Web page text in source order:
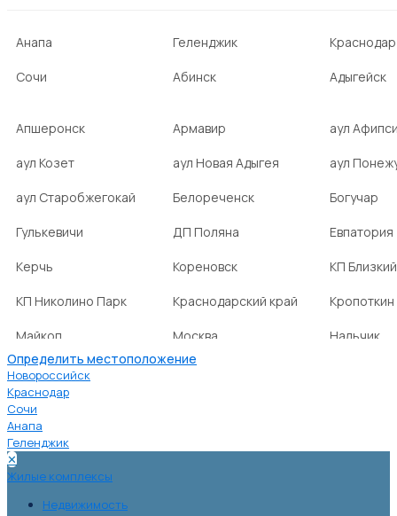
Анапа Геленджик Краснодар
Сочи Абинск Адыгейск
Апшеронск Армавир аул
аул Козет аул Новая Адыгея аул
аул Старобжегокай Белореченск Богучар
Гулькевичи ДП Поляна Евпатория
Керчь Кореновск КП Близкий
КП Николино Парк Краснодарский край Кропоткин
Майкоп Москва Нальчик
НСТ Ромашка-2 посёлок Агроном
посёлок Веселовка
посёлок городского
Определить местоположение
Новороссийск
Краснодар
Сочи
Анапа
Геленджик
✕
Жилые комплексы
Недвижимость